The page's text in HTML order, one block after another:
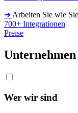
➔ Arbeiten Sie wie
700+ Integrationen
Preise
Unternehmen
Wer wir sind